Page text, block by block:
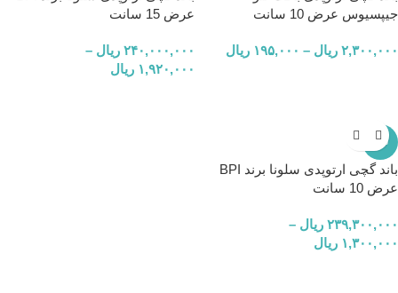
جیپسیوس عرض 10 سانت
۲,۳۰۰,۰۰۰ ریال – ۱۹۵,۰۰۰ ریال
عرض 15 سانت
۲۴۰,۰۰۰,۰۰۰ ریال –
۱,۹۲۰,۰۰۰ ریال
-4%
باند گچی ارتوپدی سلونا برند BPI
عرض 10 سانت
۲۳۹,۳۰۰,۰۰۰ ریال –
۱,۳۰۰,۰۰۰ ریال